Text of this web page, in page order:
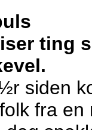
ting
siden
fra